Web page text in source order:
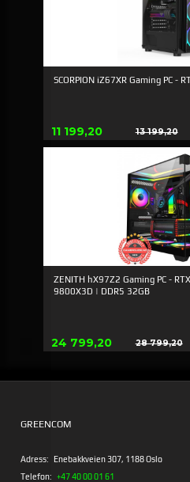
SCORPION iZ67XR Gaming PC -
Erbjudande
11 199,20 13 199,20
ZENITH hX97Z2 Gaming PC -
9800X3D | DDR5 32GB
Erbjudande
24 799,20 28 799,20
GREENCOM
Adress: Enebakkveien 307, 1188 Oslo
Telefon: +47 40 00 01 61